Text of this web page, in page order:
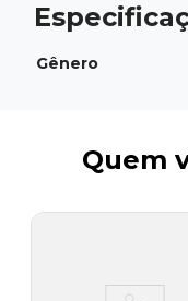
Gênero
Quem